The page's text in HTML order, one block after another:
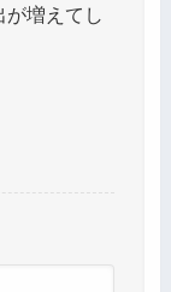
が増えてし